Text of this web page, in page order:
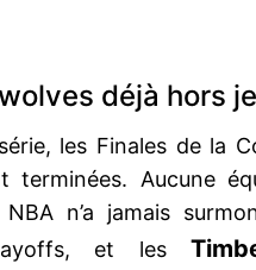
déjà hors
les Finales de la
terminées. Aucune
NBA n’a jamais
et les